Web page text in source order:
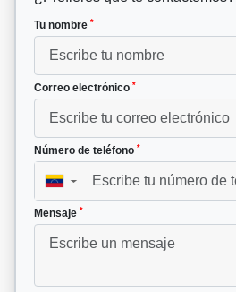
Tu nombre *
Correo electrónico *
Número de teléfono *
▼
Mensaje *